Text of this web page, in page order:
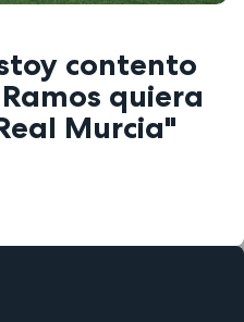
contento
quiera
Murcia"